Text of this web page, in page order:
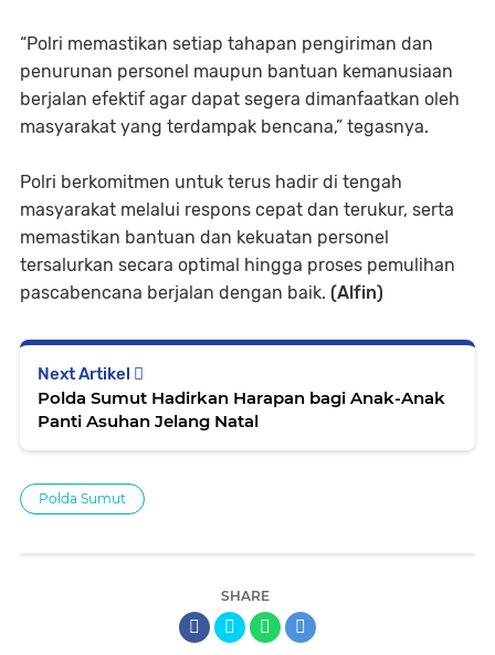
“Polri memastikan setiap tahapan pengiriman dan
penurunan personel maupun bantuan kemanusiaan
berjalan efektif agar dapat segera dimanfaatkan oleh
masyarakat yang terdampak bencana,” tegasnya.
Polri berkomitmen untuk terus hadir di tengah
masyarakat melalui respons cepat dan terukur, serta
memastikan bantuan dan kekuatan personel
tersalurkan secara optimal hingga proses pemulihan
pascabencana berjalan dengan baik. (Alfin)
Next Artikel
Polda Sumut Hadirkan Harapan bagi Anak-Anak
Panti Asuhan Jelang Natal
Polda Sumut
SHARE